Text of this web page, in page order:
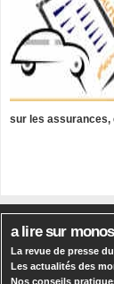
sur les
a lire sur
La revue de presse
Les actualités des
Nos conseils